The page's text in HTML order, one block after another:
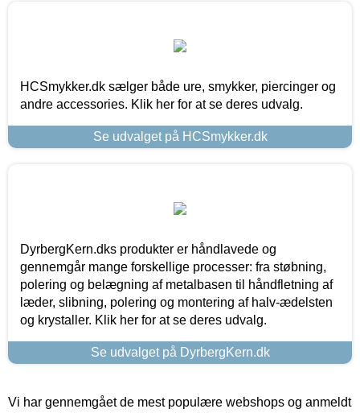
HCSmykker.dk sælger både ure, smykker, piercinger og
andre accessories. Klik her for at se deres udvalg.
Se udvalget på HCSmykker.dk
DyrbergKern.dks produkter er håndlavede og
gennemgår mange forskellige processer: fra støbning,
polering og belægning af metalbasen til håndfletning af
læder, slibning, polering og montering af halv-ædelsten
og krystaller. Klik her for at se deres udvalg.
Se udvalget på DyrbergKern.dk
Vi har gennemgået de mest populære webshops og anmeldt